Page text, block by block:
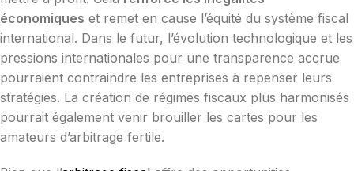
économiques et remet en cause l’équité du système fiscal
international. Dans le futur, l’évolution technologique et les
pressions internationales pour une transparence accrue
pourraient contraindre les entreprises à repenser leurs
stratégies. La création de régimes fiscaux plus harmonisés
pourrait également venir brouiller les cartes pour les
amateurs d’arbitrage fertile.